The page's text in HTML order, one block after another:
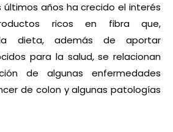
últimos años ha crecido el interés
ricos en fibra que,
dieta, además de aportar
para la salud, se relacionan
de algunas enfermedades
de colon y algunas patologías